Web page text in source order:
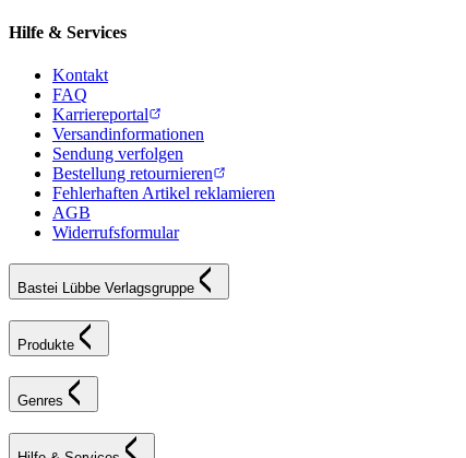
Hilfe & Services
Kontakt
FAQ
Karriereportal
Versandinformationen
Sendung verfolgen
Bestellung retournieren
Fehlerhaften Artikel reklamieren
AGB
Widerrufsformular
Bastei Lübbe Verlagsgruppe
Produkte
Genres